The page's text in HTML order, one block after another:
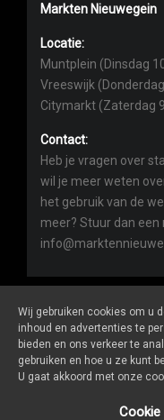
Markten Nieuwegein
Locatie:
Muntplein (Dinsdag
Vreeswijk
Citymarkt (Zaterdag
Contact:
Heb je vragen over
wil je meer weten
het gebruik van de
meer? Stuur dan een
Marktennieuwegein.nl
Wij gebruiken cookies om u
inhoud en advertenties te
bieden en ons verkeer te
gebruiken en hoe u ze kunt
U gaat akkoord met onze
Cookie